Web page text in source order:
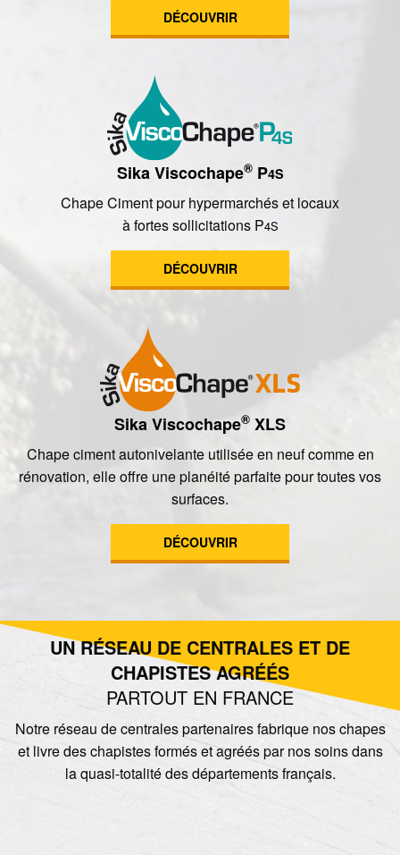
DÉCOUVRIR
Sika Viscochape®P4S
Chape Ciment pour hypermarchés et locaux
à fortes sollicitations P4S
DÉCOUVRIR
Sika Viscochape® XLS
Chape ciment autonivelante utilisée en neuf comme en
rénovation, elle offre une planéité parfaite pour toutes vos
surfaces.
DÉCOUVRIR
UN RÉSEAU DE CENTRALES ET DE
CHAPISTES AGRÉÉS
PARTOUT EN FRANCE
Notre réseau de centrales partenaires fabrique nos chapes
et livre des chapistes formés et agréés par nos soins dans
la quasi-totalité des départements français.